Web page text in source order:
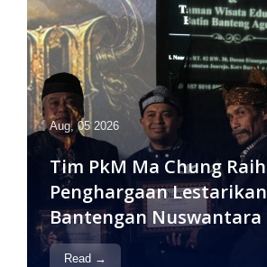
Aug, 05 2026
Tim PkM Ma Chung Raih
Penghargaan Lestarikan
Bantengan Nuswantara
Read →